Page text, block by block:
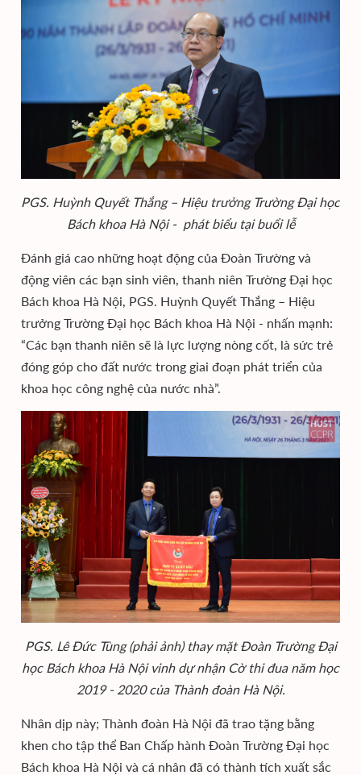
PGS. Huỳnh Quyết Thắng – Hiệu trưởng Trường Đại học
Bách khoa Hà Nội - phát biểu tại buổi lễ
Đánh giá cao những hoạt động của Đoàn Trường và
động viên các bạn sinh viên, thanh niên Trường Đại học
Bách khoa Hà Nội, PGS. Huỳnh Quyết Thắng – Hiệu
trưởng Trường Đại học Bách khoa Hà Nội - nhấn mạnh:
“Các bạn thanh niên sẽ là lực lượng nòng cốt, là sức trẻ
đóng góp cho đất nước trong giai đoạn phát triển của
khoa học công nghệ của nước nhà”.
PGS. Lê Đức Tùng (phải ảnh) thay mặt Đoàn Trường Đại
học Bách khoa Hà Nội vinh dự nhận Cờ thi đua năm học
2019 - 2020 của Thành đoàn Hà Nội.
Nhân dịp này; Thành đoàn Hà Nội đã trao tặng bằng
khen cho tập thể Ban Chấp hành Đoàn Trường Đại học
Bách khoa Hà Nội và cá nhân đã có thành tích xuất sắc